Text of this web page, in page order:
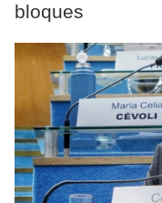
bloques